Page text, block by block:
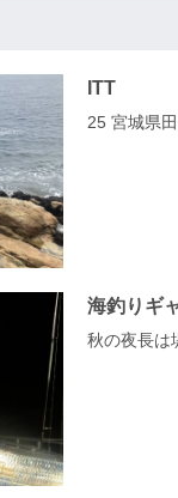
ITT
25 宮城県
海釣りギ
秋の夜長は